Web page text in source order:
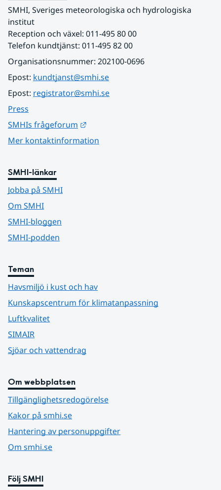
SMHI, Sveriges meteorologiska och hydrologiska
institut
Reception och växel: 011-495 80 00
Telefon kundtjänst: 011-495 82 00
Organisationsnummer: 202100-0696
Epost: kundtjanst@smhi.se
Epost: registrator@smhi.se
Press
SMHIs frågeforum
Mer kontaktinformation
SMHI-länkar
Jobba på SMHI
Om SMHI
SMHI-bloggen
SMHI-podden
Teman
Havsmiljö i kust och hav
Kunskapscentrum för klimatanpassning
Luftkvalitet
SIMAIR
Sjöar och vattendrag
Om webbplatsen
Tillgänglighetsredogörelse
Kakor på smhi.se
Hantering av personuppgifter
Om smhi.se
Följ SMHI